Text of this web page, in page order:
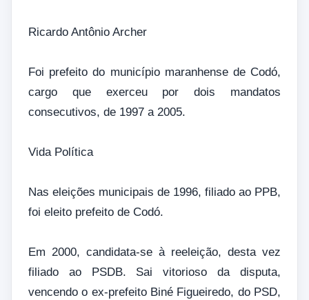
Ricardo Antônio Archer
Foi prefeito do município maranhense de Codó,
cargo que exerceu por dois mandatos
consecutivos, de 1997 a 2005.
Vida Política
Nas eleições municipais de 1996, filiado ao PPB,
foi eleito prefeito de Codó.
Em 2000, candidata-se à reeleição, desta vez
filiado ao PSDB. Sai vitorioso da disputa,
vencendo o ex-prefeito Biné Figueiredo, do PSD,